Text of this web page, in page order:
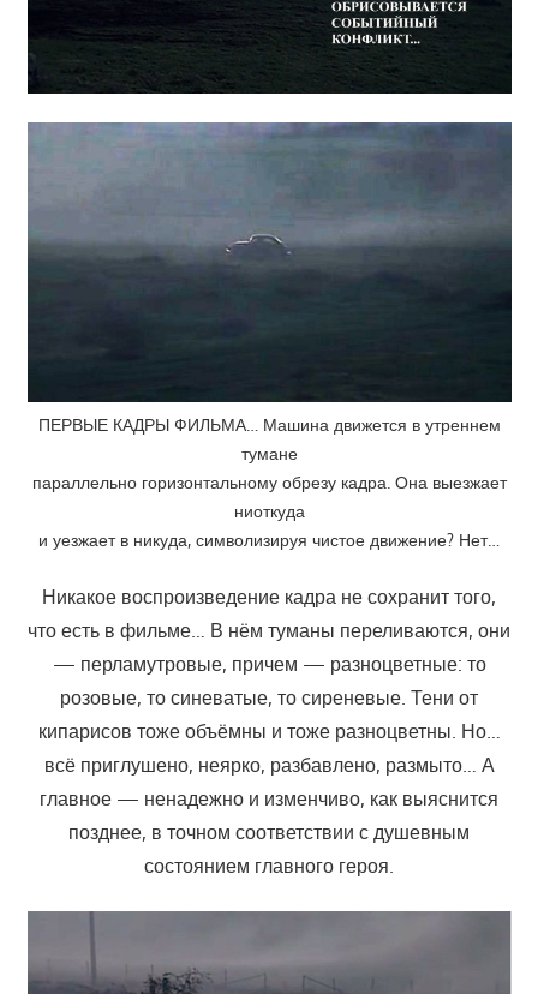
ПЕРВЫЕ КАДРЫ ФИЛЬМА… Машина движется в утреннем
тумане
параллельно горизонтальному обрезу кадра. Она выезжает
ниоткуда
и уезжает в никуда, символизируя чистое движение? Нет…
Никакое воспроизведение кадра не сохранит того,
что есть в фильме… В нём туманы переливаются, они
— перламутровые, причем — разноцветные: то
розовые, то синеватые, то сиреневые. Тени от
кипарисов тоже объёмны и тоже разноцветны. Но…
всё приглушено, неярко, разбавлено, размыто… А
главное — ненадежно и изменчиво, как выяснится
позднее, в точном соответствии с душевным
состоянием главного героя.